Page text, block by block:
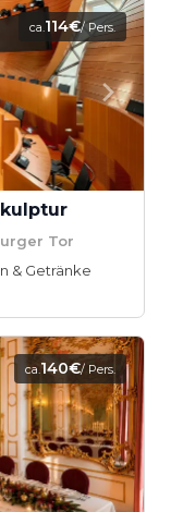
ca.114€/ Pers.
Tor
& Getränke
ca.140€/ Pers.